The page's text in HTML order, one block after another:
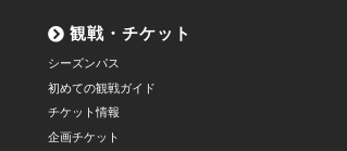
観戦・チケット
シーズンパス
初めての観戦ガイド
チケット情報
企画チケット